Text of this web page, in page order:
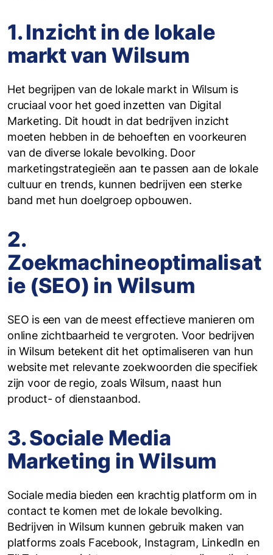
1. Inzicht in de lokale
markt van Wilsum
Het begrijpen van de lokale markt in Wilsum is
cruciaal voor het goed inzetten van Digital
Marketing. Dit houdt in dat bedrijven inzicht
moeten hebben in de behoeften en voorkeuren
van de diverse lokale bevolking. Door
marketingstrategieën aan te passen aan de lokale
cultuur en trends, kunnen bedrijven een sterke
band met hun doelgroep opbouwen.
2.
Zoekmachineoptimalisat
ie (SEO) in Wilsum
SEO is een van de meest effectieve manieren om
online zichtbaarheid te vergroten. Voor bedrijven
in Wilsum betekent dit het optimaliseren van hun
website met relevante zoekwoorden die specifiek
zijn voor de regio, zoals Wilsum, naast hun
product- of dienstaanbod.
3. Sociale Media
Marketing in Wilsum
Sociale media bieden een krachtig platform om in
contact te komen met de lokale bevolking.
Bedrijven in Wilsum kunnen gebruik maken van
platforms zoals Facebook, Instagram, LinkedIn en